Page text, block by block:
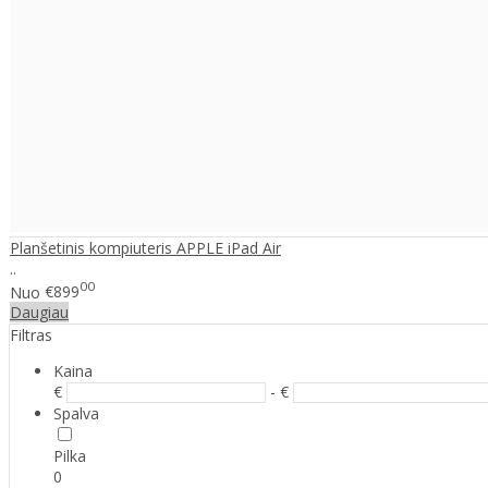
Planšetinis kompiuteris APPLE iPad Air
..
Nuo €89900
Daugiau
Filtras
Kaina
€
- €
Spalva
Pilka
0